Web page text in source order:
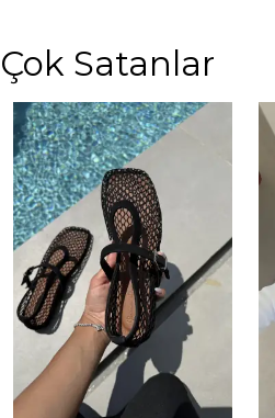
Çok Satanlar